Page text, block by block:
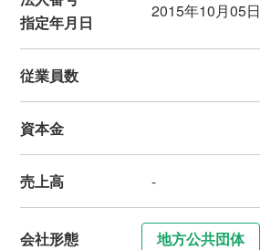
指定年月日
2015年10月05日
従業員数
資本金
売上高 -
会社形態 地方公共団体